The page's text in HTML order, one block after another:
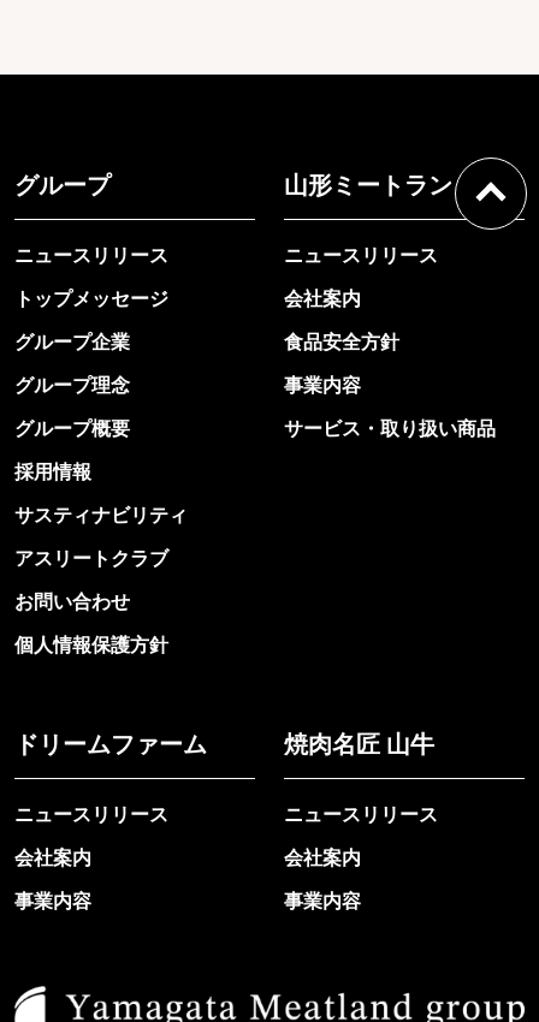
グループ
ニュースリリース
トップメッセージ
グループ企業
グループ理念
グループ概要
採用情報
サスティナビリティ
アスリートクラブ
お問い合わせ
個人情報保護方針
山形ミートランド
ニュースリリース
会社案内
食品安全方針
事業内容
サービス・取り扱い商品
ドリームファーム
ニュースリリース
会社案内
事業内容
焼肉名匠 山牛
ニュースリリース
会社案内
事業内容